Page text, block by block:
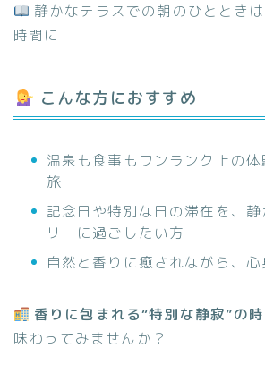
静かなテラスでの朝のひととき
時間に
こんな方におすすめ
温泉も食事もワンランク上の
旅
記念日や特別な日の滞在を、
リーに過ごしたい方
自然と香りに癒されながら、
香りに包まれる“特別な静寂”の
味わってみませんか？